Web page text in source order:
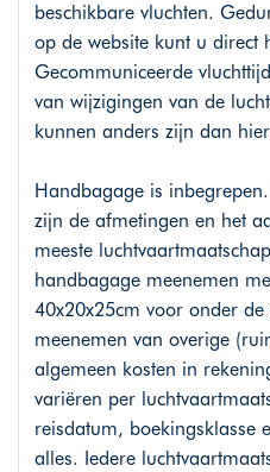
beschikbare vluchten.
op de website kunt u direct
Gecommuniceerde
van wijzigingen van de
kunnen anders zijn dan
Handbagage is
zijn de afmetingen en het
meeste
handbagage meenemen
40x20x25cm voor onder
meenemen van overige
algemeen kosten in
variëren per
reisdatum, boekingsklasse
alles. Iedere